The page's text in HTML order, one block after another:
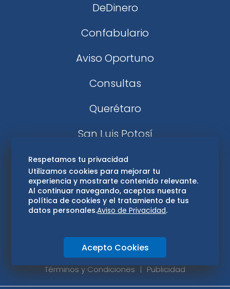
DeDinero
Confabulario
Aviso Oportuno
Consultas
Querétaro
San Luis Potosí
Edomex
Consultas
Hidalgo
Oaxaca
Aviso de privacidad
Directorio
Términos y Condiciones
Publicidad
Respetamos tu privacidad
Utilizamos cookies para mejorar tu
experiencia y mostrarte contenido relevante.
Al continuar navegando, aceptas nuestra
política de cookies y el tratamiento de tus
datos personales.Aviso de Privacidad.
Acepto Cookies